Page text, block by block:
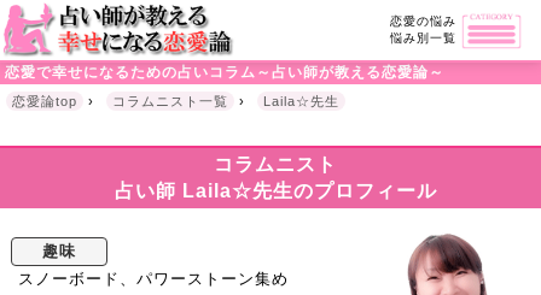
恋愛の悩み
悩み別一覧
恋愛で幸せになるための占いコラム～占い師が教える恋愛論～
恋愛論top › コラムニスト一覧 › Laila☆先生
コラムニスト
占い師 Laila☆先生のプロフィール
趣味
スノーボード、パワーストーン集め